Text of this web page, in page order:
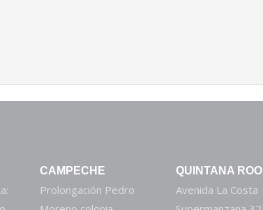
CAMPECHE
Prolongación Pedro
QUINTANA ROO
Avenida La Costa